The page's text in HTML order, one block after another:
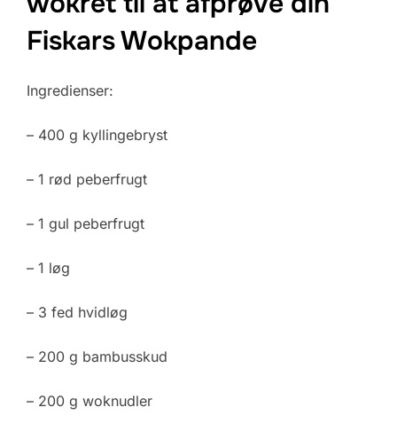
Fiskars Wokpande
Ingredienser:
– 400 g kyllingebryst
– 1 rød peberfrugt
– 1 gul peberfrugt
– 1 løg
– 3 fed hvidløg
– 200 g bambusskud
– 200 g woknudler